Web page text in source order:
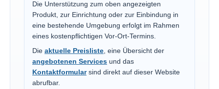
Die Unterstützung zum oben angezeigten
Produkt, zur Einrichtung oder zur Einbindung in
eine bestehende Umgebung erfolgt im Rahmen
eines kostenpflichtigen Vor-Ort-Termins.
Die aktuelle Preisliste, eine Übersicht der
angebotenen Services und das
Kontaktformularsind direkt auf dieser Website
abrufbar.